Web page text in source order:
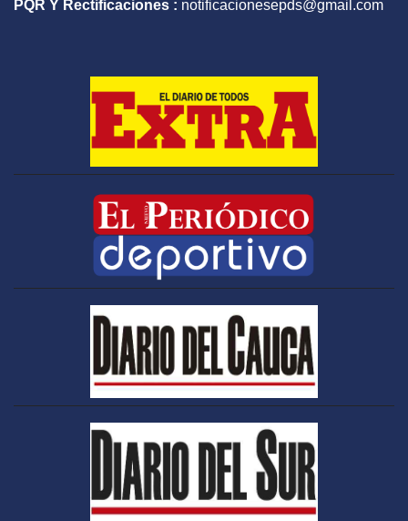
PQR Y Rectificaciones : notificacionesepds@gmail.com